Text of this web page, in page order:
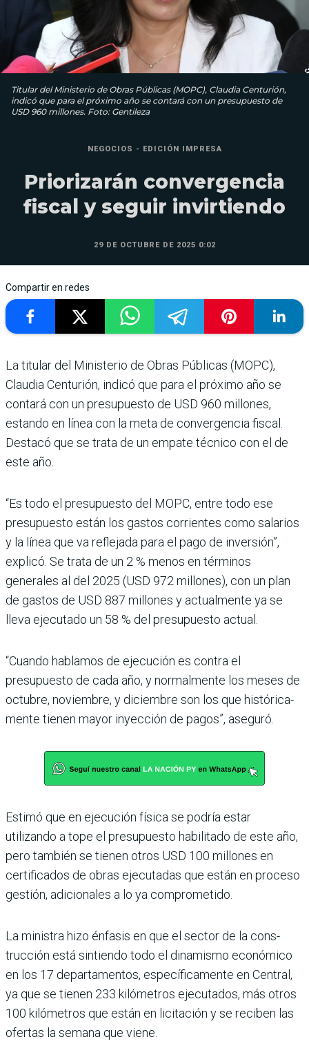
Titular del Ministe­rio de Obras Públi­cas (MOPC), Claudia Centurión,
indicó que para el próximo año se contará con un presupuesto de
USD 960 millones. Foto: Gentileza
NEGOCIOS - EDICIÓN IMPRESA
Priorizarán convergencia
fiscal y seguir invirtiendo
29 DE OCTUBRE DE 2025 0:02
Compartir en redes
La titular del Ministe­rio de Obras Públi­cas (MOPC),
Claudia Centurión, indicó que para el próximo año se
contará con un presupuesto de USD 960 millones,
estando en línea con la meta de convergencia fis­cal.
Destacó que se trata de un empate técnico con el de
este año.
“Es todo el presupuesto del MOPC, entre todo ese
presu­puesto están los gastos corrien­tes como salarios
y la línea que va reflejada para el pago de inversión”,
explicó. Se trata de un 2 % menos en términos
generales al del 2025 (USD 972 millones), con un plan
de gastos de USD 887 millones y actual­mente ya se
lleva ejecutado un 58 % del presupuesto actual.
“Cuando hablamos de ejecu­ción es contra el
presupuesto de cada año, y normalmente los meses de
octubre, noviembre, y diciembre son los que histórica­
mente tienen mayor inyección de pagos”, aseguró.
Estimó que en ejecución física se podría estar
utilizando a tope el presupuesto habilitado de este año,
pero también se tie­nen otros USD 100 millones en
certificados de obras ejecutadas que están en proceso
gestión, adicionales a lo ya comprome­tido.
La ministra hizo énfa­sis en que el sector de la cons­
trucción está sintiendo todo el dinamismo económico
en los 17 departamentos, específica­mente en Central,
ya que se tie­nen 233 kilómetros ejecutados, más otros
100 kilómetros que están en licitación y se reciben las
ofertas la semana que viene.